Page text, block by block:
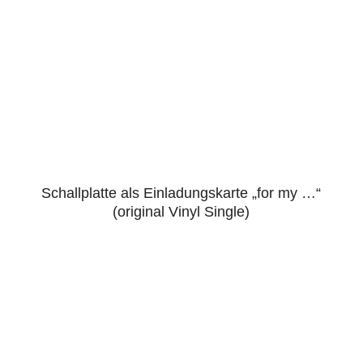
4.86
Schallplatte als Einladungskarte „for my …“
(original Vinyl Single)